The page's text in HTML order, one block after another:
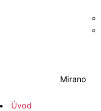
Mirano
Úvod